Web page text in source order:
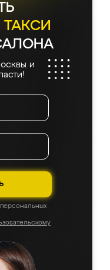
ТАКСИ
и